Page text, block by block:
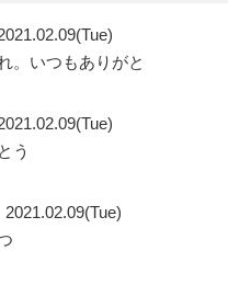
。いつもありがと
う
2021.02.09(Tue)